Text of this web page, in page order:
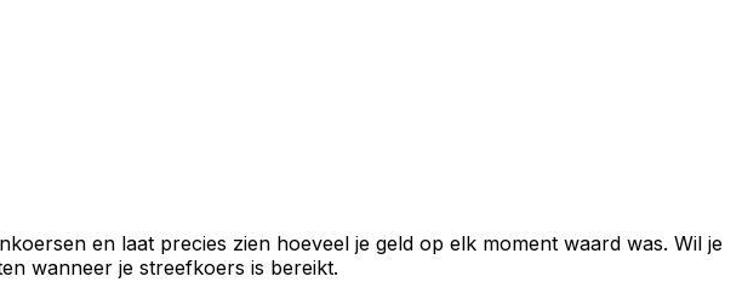
en laat precies zien hoeveel je geld op elk moment waard was. Wil je
wanneer je streefkoers is bereikt.